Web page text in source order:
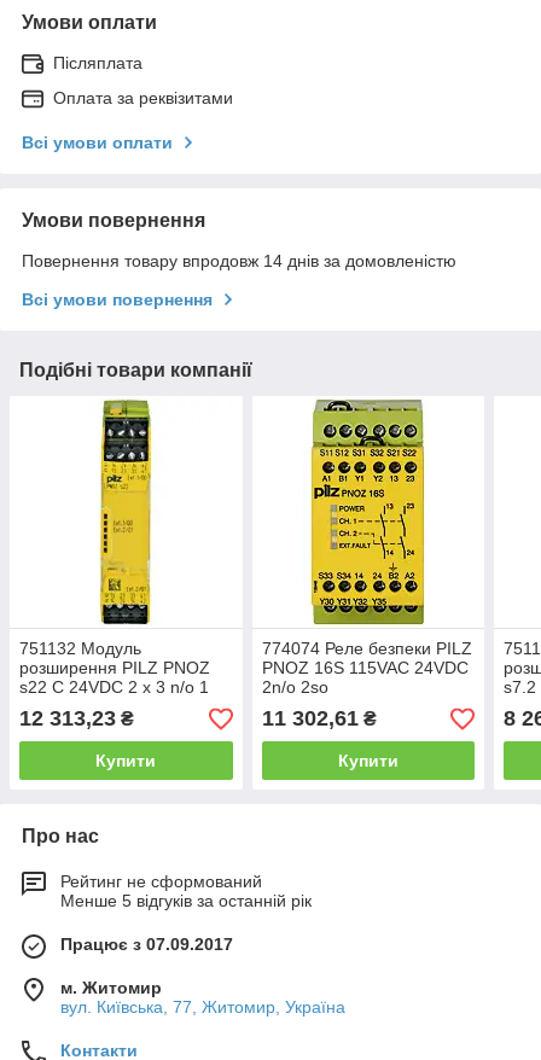
Умови оплати
Післяплата
Оплата за реквізитами
Всі умови оплати
Умови повернення
Повернення товару впродовж 14 днів за домовленістю
Всі умови повернення
Подібні товари компанії
751132 Модуль
розширення PILZ PNOZ
s22 C 24VDC 2 x 3 n/o 1
n/c
12 313,23 ₴
Купити
774074 Реле безпеки PILZ
PNOZ 16S 115VAC 24VDC
2n/o 2so
11 302,61₴
Купити
s7.2
8
Про нас
Рейтинг не сформований
Менше 5 відгуків за останній рік
Працює з 07.09.2017
м. Житомир
вул. Київська, 77, Житомир, Україна
Контакти